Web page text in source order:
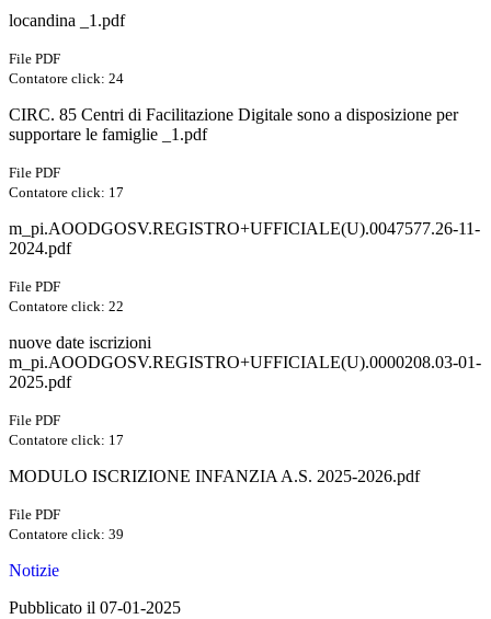
locandina _1.pdf
File PDF
Contatore click: 24
CIRC. 85 Centri di Facilitazione Digitale sono a disposizione per
supportare le famiglie _1.pdf
File PDF
Contatore click: 17
m_pi.AOODGOSV.REGISTRO+UFFICIALE(U).0047577.26-11-
2024.pdf
File PDF
Contatore click: 22
nuove date iscrizioni
m_pi.AOODGOSV.REGISTRO+UFFICIALE(U).0000208.03-01-
2025.pdf
File PDF
Contatore click: 17
MODULO ISCRIZIONE INFANZIA A.S. 2025-2026.pdf
File PDF
Contatore click: 39
Notizie
Pubblicato il 07-01-2025